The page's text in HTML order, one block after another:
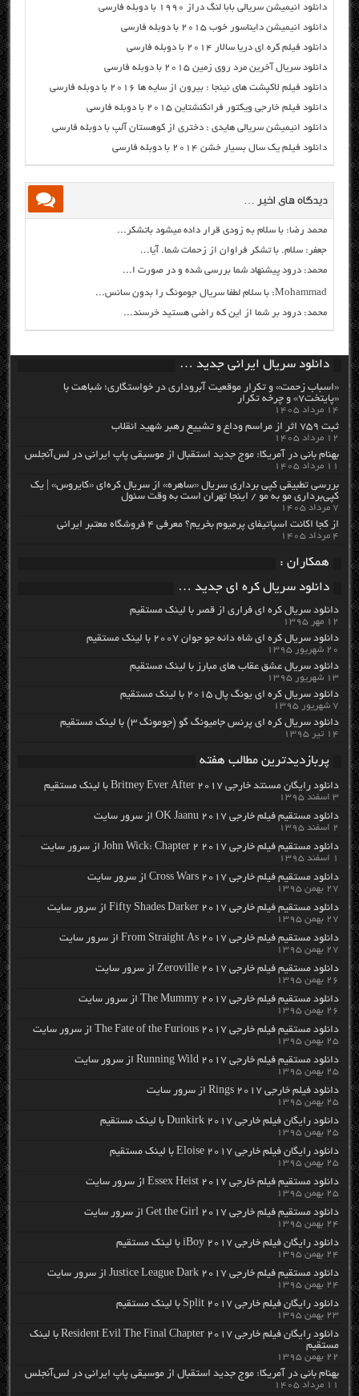
دانلود انیمیشن سریالی بابا لنگ دراز ۱۹۹۰ با دوبله فارسی
دانلود انیمیشن دایناسور خوب ۲۰۱۵ با دوبله فارسی
دانلود فیلم کره ای دریا سالار ۲۰۱۴ با دوبله فارسی
دانلود سریال آخرین مرد روی زمین ۲۰۱۵ با دوبله فارسی
دانلود فیلم لاکپشت های نینجا : بیرون از سایه ها ۲۰۱۶ با دوبله فارسی
دانلود فیلم خارجی ویکتور فرانکنشتاین ۲۰۱۵ با دوبله فارسی
دانلود انیمیشن سریالی هایدی : دختری از کوهستان آلپ با دوبله فارسی
دانلود فیلم یک سال بسیار خشن ۲۰۱۴ با دوبله فارسی
دیدگاه های اخیر …
محمد رضا: با سلام به زودی قرار داده میشود باتشکر...
جعفر: سلام. با تشکر فراوان از زحمات شما. آیا...
محمد: درود پیشنهاد شما بررسی شده و در صورت ا...
Mohammad: با سلام لطفا سریال جومونگ را بدون سانس...
محمد: درود بر شما از این که راضی هستید خرسند...
دانلود سریال ایرانی جدید …
«اسباب زحمت» و تکرار موقعیت آبروداری در خواستگاری؛ شباهت با
«پایتخت۷» و چرخه تکرار
۱۴ مرداد ۱۴۰۵
ثبت ۷۵۹ اثر از مراسم وداع و تشییع رهبر شهید انقلاب
۱۲ مرداد ۱۴۰۵
بهنام بانی در آمریکا: موج جدید استقبال از موسیقی پاپ ایرانی در لس‌آنجلس
۱۱ مرداد ۱۴۰۵
بررسی تطبیقی کپی برداری سریال «ساهره» از سریال کره‌ای «کایروس» | یک
کپی‌برداری مو به مو / اینجا تهران است به وقت سئول
۷ مرداد ۱۴۰۵
از کجا اکانت اسپاتیفای پرمیوم بخریم؟ معرفی ۴ فروشگاه معتبر ایرانی
۴ مرداد ۱۴۰۵
همکاران :
دانلود سریال کره ای جدید …
دانلود سریال کره ای فراری از قصر با لینک مستقیم
۱۲ مهر ۱۳۹۵
دانلود سریال کره ای شاه دائه جو جوان ۲۰۰۷ با لینک مستقیم
۲۰ شهریور ۱۳۹۵
دانلود سریال عشق عقاب های مبارز با لینک مستقیم
۱۳ شهریور ۱۳۹۵
دانلود سریال کره ای یونگ پال ۲۰۱۵ با لینک مستقیم
۷ شهریور ۱۳۹۵
دانلود سریال کره ای پرنس جامیونگ گو (جومونگ ۳) با لینک مستقیم
۱۴ تیر ۱۳۹۵
پربازدیدترین مطالب هفته
دانلود رایگان مسنتد خارجی Britney Ever After 2017 با لینک مستقیم
۳ اسفند ۱۳۹۵
دانلود مستقیم فیلم خارجی OK Jaanu 2017 از سرور سایت
۲ اسفند ۱۳۹۵
دانلود مستقیم فیلم خارجی John Wick: Chapter 2 2017 از سرور سایت
۱ اسفند ۱۳۹۵
دانلود مستقیم فیلم خارجی Cross Wars 2017 از سرور سایت
۲۷ بهمن ۱۳۹۵
دانلود مستقیم فیلم خارجی Fifty Shades Darker 2017 از سرور سایت
۲۷ بهمن ۱۳۹۵
دانلود مستقیم فیلم خارجی From Straight As 2017 از سرور سایت
۲۷ بهمن ۱۳۹۵
دانلود مستقیم فیلم خارجی Zeroville 2017 از سرور سایت
۲۶ بهمن ۱۳۹۵
دانلود مستقیم فیلم خارجی The Mummy 2017 از سرور سایت
۲۶ بهمن ۱۳۹۵
دانلود مستقیم فیلم خارجی The Fate of the Furious 2017 از سرور سایت
۲۵ بهمن ۱۳۹۵
دانلود مستقیم فیلم خارجی Running Wild 2017 از سرور سایت
۲۵ بهمن ۱۳۹۵
دانلود فیلم خارجی Rings 2017 از سرور سایت
۲۵ بهمن ۱۳۹۵
دانلود رایگان فیلم خارجی Dunkirk 2017 با لینک مستقیم
۲۵ بهمن ۱۳۹۵
دانلود رایگان فیلم خارجی Eloise 2017 با لینک مستقیم
۲۵ بهمن ۱۳۹۵
دانلود مستقیم فیلم خارجی Essex Heist 2017 از سرور سایت
۲۵ بهمن ۱۳۹۵
دانلود مستقیم فیلم خارجی Get the Girl 2017 از سرور سایت
۲۴ بهمن ۱۳۹۵
دانلود رایگان فیلم خارجی iBoy 2017 با لینک مستقیم
۲۴ بهمن ۱۳۹۵
دانلود مستقیم فیلم خارجی Justice League Dark 2017 از سرور سایت
۲۴ بهمن ۱۳۹۵
دانلود رایگان فیلم خارجی Split 2017 با لینک مستقیم
۲۳ بهمن ۱۳۹۵
دانلود رایگان فیلم خارجی Resident Evil The Final Chapter 2017 با لینک
مستقیم
۲۲ بهمن ۱۳۹۵
بهنام بانی در آمریکا: موج جدید استقبال از موسیقی پاپ ایرانی در لس‌آنجلس
۱۱ مرداد ۱۴۰۵